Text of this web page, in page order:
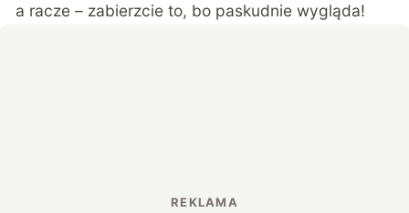
a racze – zabierzcie to, bo paskudnie wygląda!